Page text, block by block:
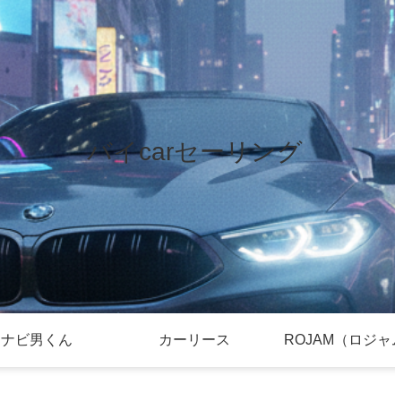
バイcarセーリング
ナビ男くん カーリース ROJAM（ロジャ